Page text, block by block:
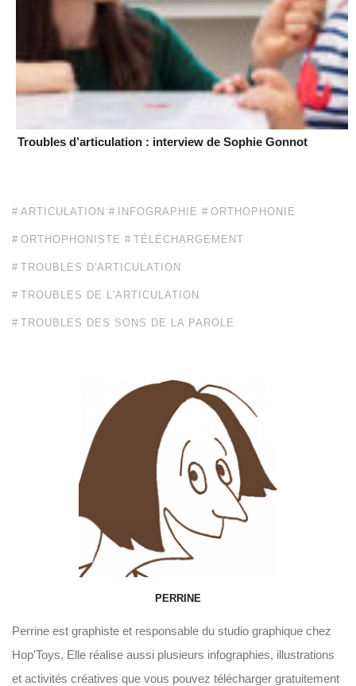
Troubles d’articulation : interview de Sophie Gonnot
ARTICULATION INFOGRAPHIE ORTHOPHONIE
ORTHOPHONISTE TÉLÉCHARGEMENT
TROUBLES D'ARTICULATION
TROUBLES DE L'ARTICULATION
TROUBLES DES SONS DE LA PAROLE
PERRINE
Perrine est graphiste et responsable du studio graphique chez
Hop'Toys. Elle réalise aussi plusieurs infographies, illustrations
et activités créatives que vous pouvez télécharger gratuitement